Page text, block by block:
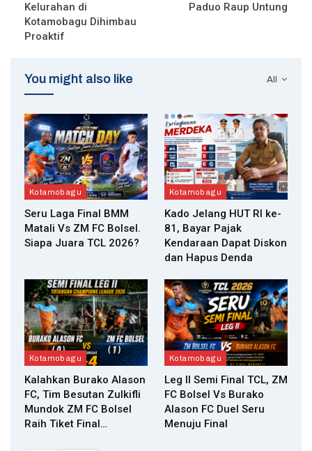
Kelurahan di
Kotamobagu Dihimbau
Proaktif
Paduo Raup Untung
All
You might also like
Kotamobagu
Seru Laga Final BMM
Matali Vs ZM FC Bolsel.
Siapa Juara TCL 2026?
Kotamobagu
Kado Jelang HUT RI ke-
81, Bayar Pajak
Kendaraan Dapat Diskon
dan Hapus Denda
Kotamobagu
Kalahkan Burako Alason
FC, Tim Besutan Zulkifli
Mundok ZM FC Bolsel
Raih Tiket Final…
Kotamobagu
Leg II Semi Final TCL, ZM
FC Bolsel Vs Burako
Alason FC Duel Seru
Menuju Final